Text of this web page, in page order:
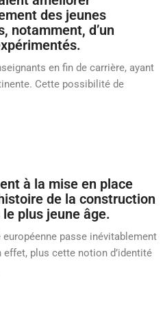
des jeunes
notamment, d’un
en fin de carrière, ayant
Cette possibilité de
à la mise en place
de la construction
plus jeune âge.
passe inévitablement
effet, plus cette notion d’identité